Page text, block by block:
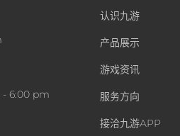
- 6:00 pm
认识九游
产品展示
游戏资讯
服务方向
接洽九游APP